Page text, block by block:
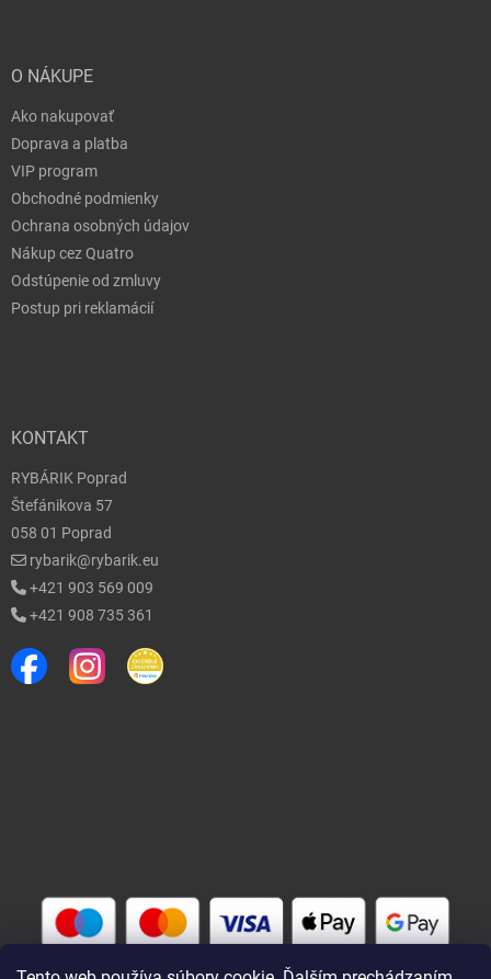
O NÁKUPE
Ako nakupovať
Doprava a platba
VIP program
Obchodné podmienky
Ochrana osobných údajov
Nákup cez Quatro
Odstúpenie od zmluvy
Postup pri reklamácií
KONTAKT
RYBÁRIK Poprad
Štefánikova 57
058 01 Poprad
rybarik@rybarik.eu
+421 903 569 009
+421 908 735 361